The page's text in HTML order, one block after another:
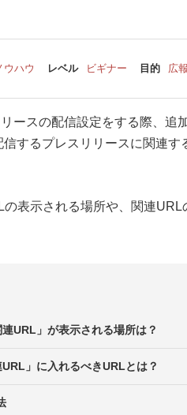
ウハウ レベル ビギナー 目的 広
ースの配信設定をする際、追
信するプレスリリースに関連
表示される場所や、関連
URL」が表示される場所は？
」に入れるべきURLとは？